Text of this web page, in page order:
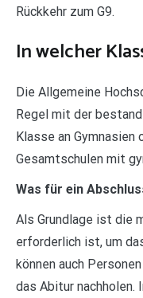
Rückkehr zum G9.
In welcher
Die Allgemeine
Regel mit der
Klasse an Gymnasien
Gesamtschulen mit
Was für ein
Als Grundlage ist die
erforderlich ist, um
können auch
das Abitur nachholen.